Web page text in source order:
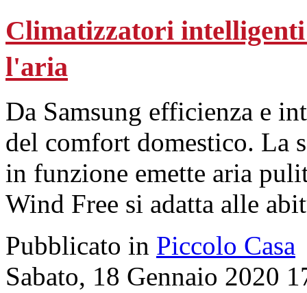
Climatizzatori intelligenti
l'aria
Da Samsung efficienza e
del comfort domestico. La
in funzione emette aria
Wind Free si adatta alle
Pubblicato in Piccolo Casa
Sabato, 18 Gennaio 2020